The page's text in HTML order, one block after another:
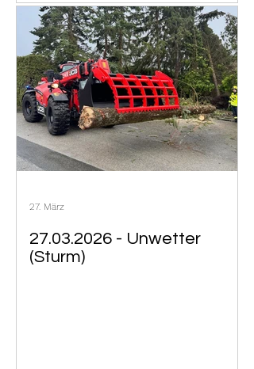
27.03.2026 - Unwetter
(Sturm)
27. März